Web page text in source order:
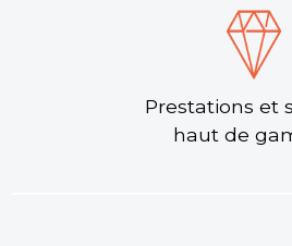
Prestations et
haut de